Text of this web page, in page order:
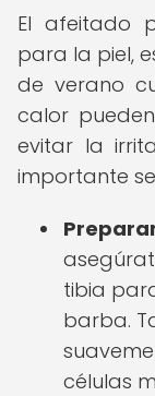
El afeitado
para la piel,
de verano
calor
evitar la
importante
tibia
barba.
células